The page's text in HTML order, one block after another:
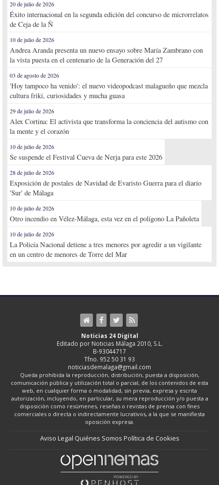
20 de julio de 2026
Éxito internacional en la segunda edición del concurso de microrrelatos
de Ceja de la Ñ
10 de julio de 2026
Andrea Aranda presenta un nuevo ensayo sobre María Zambrano con
la vista puesta en el centenario de la Generación del 27
03 de agosto de 2026
'Hoy tampoco ha venido': el nuevo videopodcast malagueño que mezcla
cultura friki, curiosidades y mucha guasa
29 de julio de 2026
Alex Cortina: El activista que transforma la conciencia del autismo con
la mente y el corazón
10 de julio de 2026
Se suspende el Festival Cueva de Nerja para este 2026
28 de julio de 2026
Exposición de postales de Navidad de Evaristo Guerra para el diario
'Sur' de Málaga
10 de julio de 2026
Otro incendio en Vélez-Málaga, esta vez en el polígono La Pañoleta
10 de julio de 2026
La Policía Nacional detiene a tres menores por agredir a un vigilante
en un centro de menores de Torre del Mar
Noticias 24 Digital
Editado por Noticias Málaga 2010, S.L.
B-93044717
Tfno. 952 50 31 93
noticiasdemalaga@gmail.com
Queda prohibida la reproducción, distribución, puesta a disposición,
comunicación pública y utilización total o parcial, de los contenidos de esta
web, en cualquier forma o modalidad, sin previa, expresa y escrita
autorización, incluyendo, en particular, su mera reproducción y/o puesta a
disposición como resúmenes, reseñas o revistas de prensa con fines
comerciales o directa o indirectamente lucrativos, a la que se manifiesta
oposición expresa.
Aviso Legal Quiénes Somos Política de Cookies